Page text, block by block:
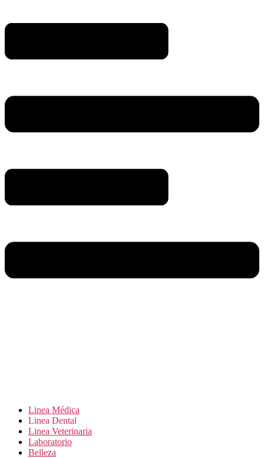
Linea Médica
Linea Dental
Linea Veterinaria
Laboratorio
Belleza